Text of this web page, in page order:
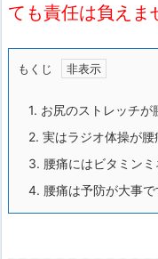
ても責任は負えま
もくじ
1. お尻のストレッチが
2. 実はラジオ体操が腰
3. 腰痛にはビタミンミ
4. 腰痛は予防が大事で